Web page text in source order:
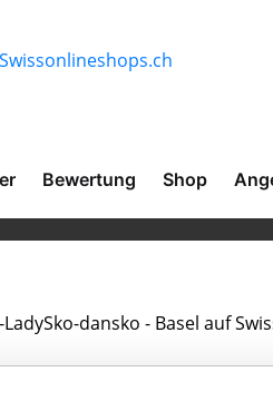
Bewertung Shop
dansko - Basel auf